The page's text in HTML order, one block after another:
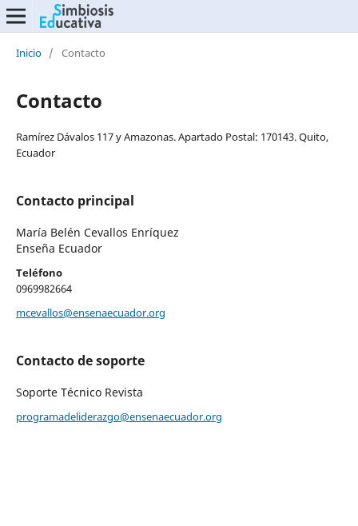
Inicio / Contacto
Contacto
Ramírez Dávalos 117 y Amazonas. Apartado Postal: 170143. Quito,
Ecuador
Contacto principal
María Belén Cevallos Enríquez
Enseña Ecuador
Teléfono
0969982664
mcevallos@ensenaecuador.org
Contacto de soporte
Soporte Técnico Revista
programadeliderazgo@ensenaecuador.org